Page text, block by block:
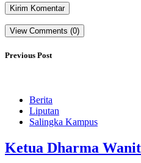
View Comments (0)
Previous Post
Berita
Liputan
Salingka Kampus
Ketua Dharma